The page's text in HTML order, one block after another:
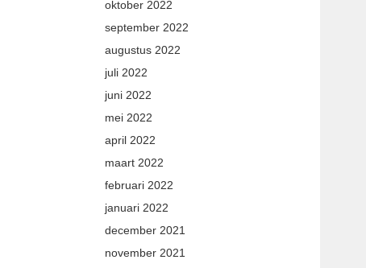
oktober 2022
september 2022
augustus 2022
juli 2022
juni 2022
mei 2022
april 2022
maart 2022
februari 2022
januari 2022
december 2021
november 2021